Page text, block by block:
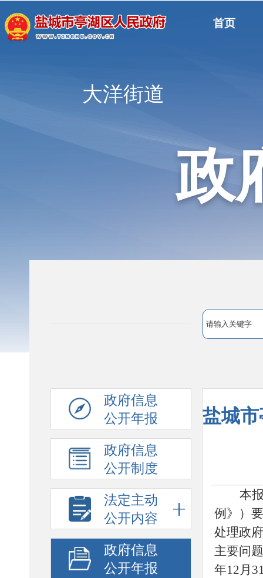
首页
大洋街道
政
政府信息
公开年报
政府信息
公开制度
法定主动
公开内容
政府信息
公开年报
盐城
本
例》）
处理政
主要问
年12月